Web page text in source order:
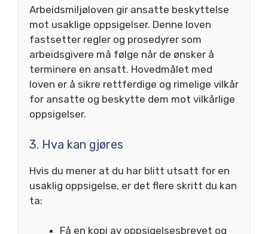
Arbeidsmiljøloven gir ansatte beskyttelse
mot usaklige oppsigelser. Denne loven
fastsetter regler og prosedyrer som
arbeidsgivere må følge når de ønsker å
terminere en ansatt. Hovedmålet med
loven er å sikre rettferdige og rimelige vilkår
for ansatte og beskytte dem mot vilkårlige
oppsigelser.
3. Hva kan gjøres
Hvis du mener at du har blitt utsatt for en
usaklig oppsigelse, er det flere skritt du kan
ta:
Få en kopi av oppsigelsesbrevet og